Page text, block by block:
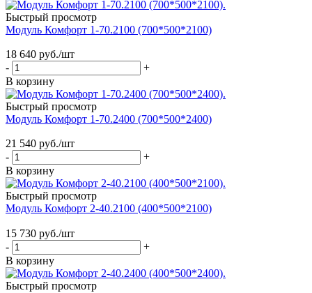
Быстрый просмотр
Модуль Комфорт 1-70.2100 (700*500*2100)
18 640 руб./шт
-
+
В корзину
Быстрый просмотр
Модуль Комфорт 1-70.2400 (700*500*2400)
21 540 руб./шт
-
+
В корзину
Быстрый просмотр
Модуль Комфорт 2-40.2100 (400*500*2100)
15 730 руб./шт
-
+
В корзину
Быстрый просмотр